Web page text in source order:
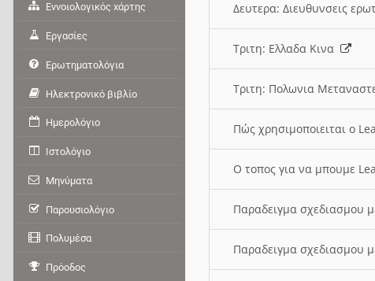
Δευτερα: Διευθυνσεις
Τριτη: Ελλαδα Κινα
Τριτη: Πολωνια
Πώς χρησιμοποιειται ο
O τοπος για να μπουμε
Παραδειγμα σχεδιασμου
Παραδειγμα σχεδιασμου
Εννοιολογικός χάρτης
Εργασίες
Ερωτηματολόγια
Ηλεκτρονικό βιβλίο
Ημερολόγιο
Ιστολόγιο
Μηνύματα
Παρουσιολόγιο
Πολυμέσα
Πρόοδος